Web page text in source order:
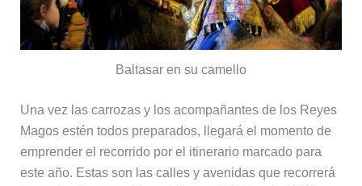
Baltasar en su camello
Una vez las carrozas y los acompañantes de los Reyes
Magos estén todos preparados, llegará el momento de
emprender el recorrido por el itinerario marcado para
este año. Estas son las calles y avenidas que recorrerá